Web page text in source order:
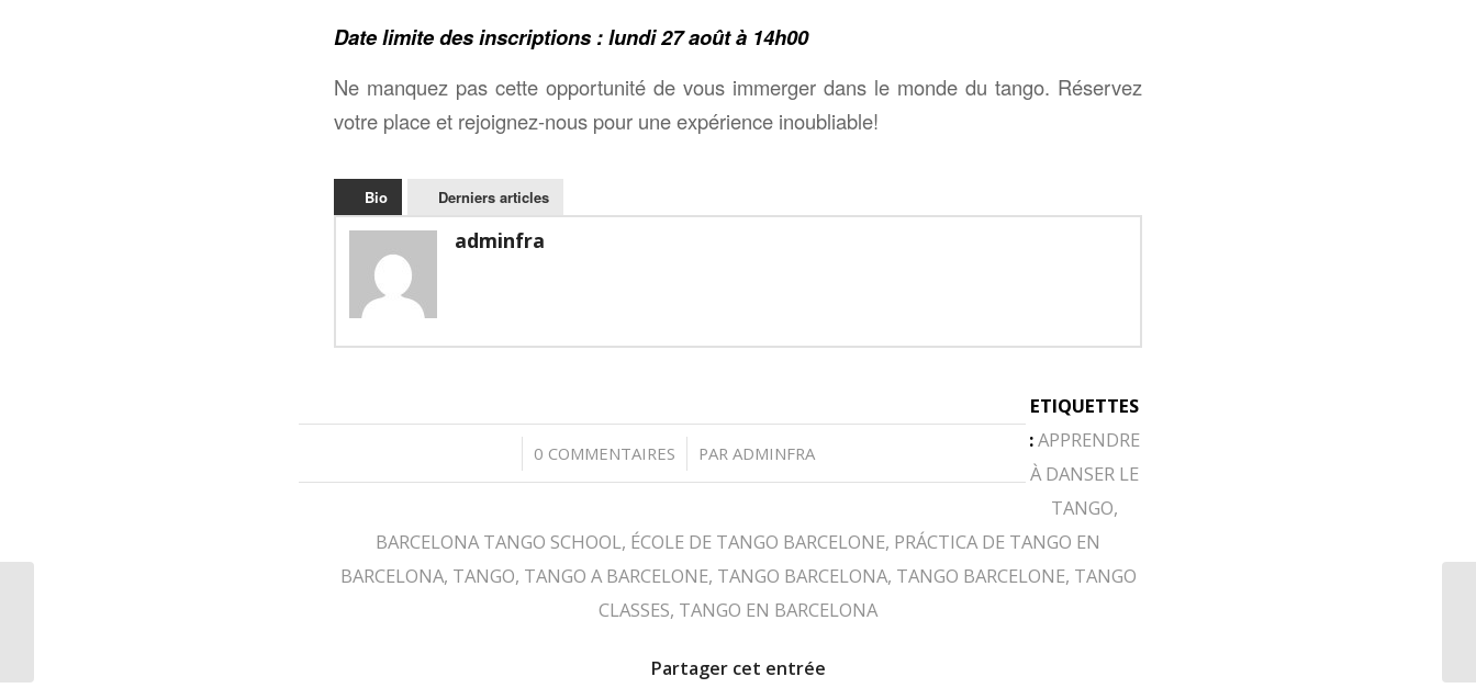
Date limite des inscriptions : lundi 27 août à 14h00
Ne manquez pas cette opportunité de vous immerger dans le monde du tango. Réservez
votre place et rejoignez-nous pour une expérience inoubliable!
Bio Derniers articles
adminfra
0 COMMENTAIRES
/ PAR ADMINFRA
ETIQUETTES
:APPRENDRE
À DANSER LE
TANGO,
BARCELONA TANGO SCHOOL, ÉCOLE DE TANGO BARCELONE, PRÁCTICA DE TANGO EN
BARCELONA, TANGO, TANGO A BARCELONE, TANGO BARCELONA, TANGO BARCELONE, TANGO
CLASSES, TANGO EN BARCELONA
Partager cet entrée